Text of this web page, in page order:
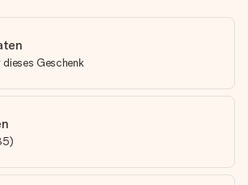
Geschenk
)